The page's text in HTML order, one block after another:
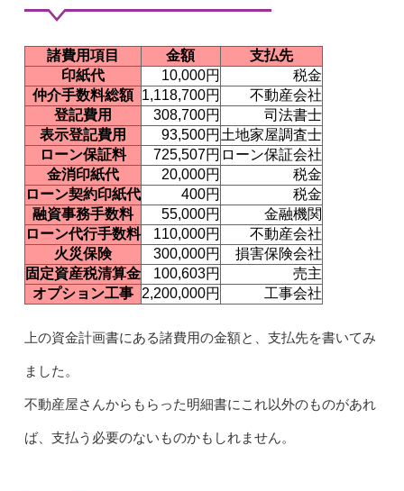
諸費用項目 金額
支払先
印紙代
10,000円
税金
仲介手数料総額 1,118,700円
不動産会社
登記費用
308,700円
司法書士
表示登記費用
93,500円 土地家屋調査士
ローン保証料
725,507円 ローン保証会社
金消印紙代
20,000円
税金
ローン契約印紙代
400円
税金
融資事務手数料
55,000円
金融機関
ローン代行手数料
110,000円
不動産会社
火災保険
300,000円
損害保険会社
固定資産税清算金
100,603円
売主
オプション工事 2,200,000円 工事会社
上の資金計画書にある諸費用の金額と、支払先を書いてみ
ました。
不動産屋さんからもらった明細書にこれ以外のものがあれ
ば、支払う必要のないものかもしれません。